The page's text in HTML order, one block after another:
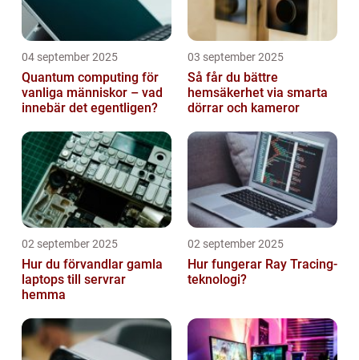
04 september 2025
Quantum computing för
vanliga människor – vad
innebär det egentligen?
03 september 2025
Så får du bättre
hemsäkerhet via smarta
dörrar och kameror
02 september 2025
Hur du förvandlar gamla
laptops till servrar
hemma
02 september 2025
Hur fungerar Ray Tracing-
teknologi?